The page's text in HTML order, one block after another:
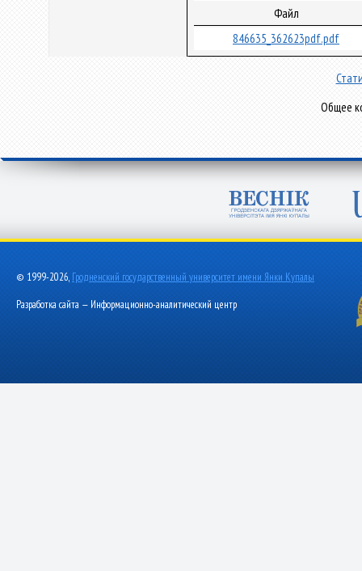
Файл
846635_362623pdf.pdf
Общее
© 1999-2026, Гродненский государственный университет имени Янки Купалы
Разработка сайта — Информационно-аналитический центр